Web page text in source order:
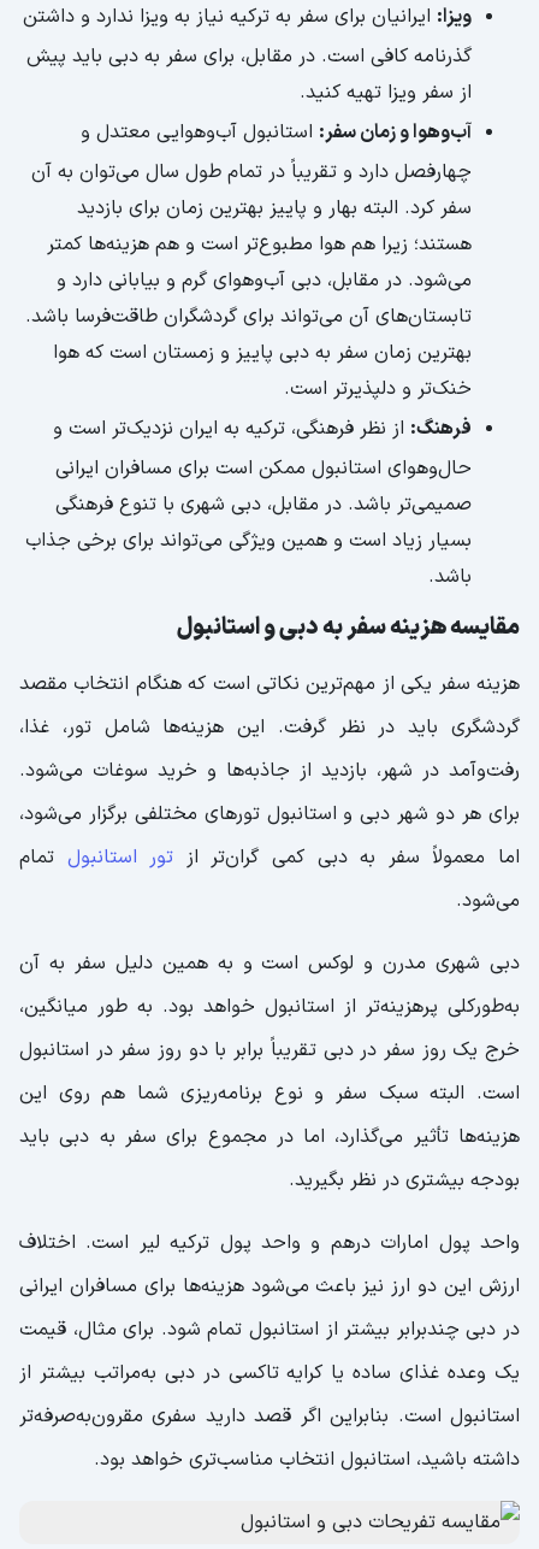
ویزا: ایرانیان برای سفر به ترکیه نیاز به ویزا ندارد و داشتن
گذرنامه کافی است. در مقابل، برای سفر به دبی باید پیش
از سفر ویزا تهیه کنید.
آب‌وهوا و زمان سفر: استانبول آب‌وهوایی معتدل و
چهارفصل دارد و تقریباً در تمام طول سال می‌توان به آن
سفر کرد. البته بهار و پاییز بهترین زمان برای بازدید
هستند؛ زیرا هم هوا مطبوع‌تر است و هم هزینه‌ها کمتر
می‌شود. در مقابل، دبی آب‌وهوای گرم و بیابانی دارد و
تابستان‌های آن می‌تواند برای گردشگران طاقت‌فرسا باشد.
بهترین زمان سفر به دبی پاییز و زمستان است که هوا
خنک‌تر و دلپذیرتر است.
فرهنگ: از نظر فرهنگی، ترکیه به ایران نزدیک‌تر است و
حال‌وهوای استانبول ممکن است برای مسافران ایرانی
صمیمی‌تر باشد. در مقابل، دبی شهری با تنوع فرهنگی
بسیار زیاد است و همین ویژگی می‌تواند برای برخی جذاب
باشد.
مقایسه هزینه سفر به دبی و استانبول
هزینه سفر یکی از مهم‌ترین نکاتی است که هنگام انتخاب مقصد
گردشگری باید در نظر گرفت. این هزینه‌ها شامل تور، غذا،
رفت‌وآمد در شهر، بازدید از جاذبه‌ها و خرید سوغات می‌شود.
برای هر دو شهر دبی و استانبول تورهای مختلفی برگزار می‌شود،
اما معمولاً سفر به دبی کمی گران‌تر از تور استانبول تمام
می‌شود.
دبی شهری مدرن و لوکس است و به همین دلیل سفر به آن
به‌طورکلی پرهزینه‌تر از استانبول خواهد بود. به طور میانگین،
خرج یک روز سفر در دبی تقریباً برابر با دو روز سفر در استانبول
است. البته سبک سفر و نوع برنامه‌ریزی شما هم روی این
هزینه‌ها تأثیر می‌گذارد، اما در مجموع برای سفر به دبی باید
بودجه بیشتری در نظر بگیرید.
واحد پول امارات درهم و واحد پول ترکیه لیر است. اختلاف
ارزش این دو ارز نیز باعث می‌شود هزینه‌ها برای مسافران ایرانی
در دبی چندبرابر بیشتر از استانبول تمام شود. برای مثال، قیمت
یک وعده غذای ساده یا کرایه تاکسی در دبی به‌مراتب بیشتر از
استانبول است. بنابراین اگر قصد دارید سفری مقرون‌به‌صرفه‌تر
داشته باشید، استانبول انتخاب مناسب‌تری خواهد بود.